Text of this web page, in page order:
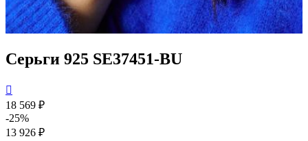
Серьги 925 SE37451-BU

18 569 ₽
-25%
13 926 ₽